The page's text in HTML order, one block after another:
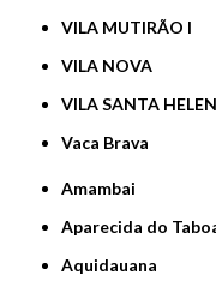
VILA MUTIRÃO I
VILA NOVA
VILA SANTA
Vaca Brava
Amambai
Aparecida do
Aquidauana